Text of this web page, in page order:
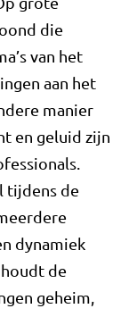
die
van het
aan het
manier
en geluid zijn
tijdens de
dynamiek
de
geheim,